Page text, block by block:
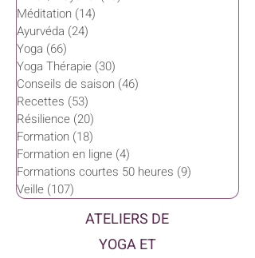
Méditation (14)
Ayurvéda (24)
Yoga (66)
Yoga Thérapie (30)
Conseils de saison (46)
Recettes (53)
Résilience (20)
Formation (18)
Formation en ligne (4)
Formations courtes 50 heures (9)
Veille (107)
ATELIERS DE
YOGA ET